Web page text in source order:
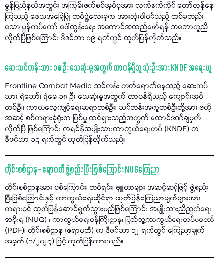
မွန်ပြည်နယ်အတွင်း အကြမ်းဖက်စစ်အုပ်စုအား လက်နက်ကိုင် တော်လှန်နေ
ကြသည့် ဒေသအခြေပြု တပ်ဖွဲ့လေးခုက အားလုံးပါဝင်သည့် တစ်ခုတည်း
သော မွန်တပ်တော် ပေါ်ထွန်းရေး အကောင်အထည်ဖော်ရန် သဘောတူညီ
လိုက်ပြီဖြစ်ကြောင်း ဒီဇင်ဘာ ၁၉ ရက်တွင် ထုတ်ပြန်လိုက်သည်။
ဆေးသင်တန်းသား ၁၈ ဦး သေဆုံးမှုအတွက် တာဝန်ရှိသူ သုံးဦးအား KNDF အရေးယူ
Frontline Combat Medic သင်တန်း တက်ရောက်နေသည့် ဆေးတပ်
သား ရဲဘော်၊ ရဲမေ ၁၈ ဦး သေဆုံးမှုအတွက် တာဝန်ရှိသည့် ကျောင်းအုပ်
တစ်ဦး၊ ကာယလေ့ကျင့်ရေးဆရာတစ်ဦး၊ သင်တန်းအကူတစ်ဦးတို့အား ဗဟို
အဆင့် စစ်တရားခုံရုံးက ပြစ်မှု ထင်ရှားသည့်အတွက် ထောင်ဒဏ်ချမှတ်
လိုက်ပြီ ဖြစ်ကြောင်း ကရင်နီအမျိုးသားကာကွယ်ရေးတပ် (KNDF) က
ဒီဇင်ဘာ ၁၄ ရက်တွင် ထုတ်ပြန်လိုက်သည်။
တိုင်းစစ်ဌာန – ဧရာဝတီ ဖွဲ့စည်းပြီးဖြစ်ကြောင်း NUGကြေညာ
တိုင်းစစ်ဌာနအား စစ်ကြောင်း၊ တပ်ရင်း၊ ဗျူဟာများ အဆင့်ဆင့်ဖြင့် ဖွဲ့စည်း
ပြီးဖြစ်ကြောင်းနှင့် ကာကွယ်ရေးဆိုင်ရာ ထုတ်ပြန်ကြေညာချက်များအား
တရားဝင် ထုတ်ပြန်ဆောင်ရွက်သွားမည်ဖြစ်ကြောင်း အမျိုးသားညီညွတ်ရေး
အစိုးရ (NUG) ၊ ကာကွယ်ရေးဝန်ကြီးဌာန၊ ပြည်သူ့ကာကွယ်ရေးတပ်မတော်
(PDF)၊ တိုင်းစစ်ဌာန (ဧရာဝတီ) က ဒီဇင်ဘာ ၁၂ ရက်တွင် ကြေညာချက်
အမှတ် (၁/၂၀၂၄) ဖြင့် ထုတ်ပြန်ထားသည်။